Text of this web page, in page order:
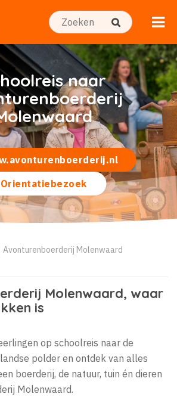
naar
Orientatiebezoek
Avonturenboerderij Molenwaard
Molenwaard, waar
is
op schoolreis naar de
polder en ontdek van alles
boerderij, de natuur, tuin én dieren
Molenwaard.